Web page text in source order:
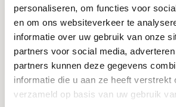
personaliseren, om functies voor
en om ons websiteverkeer te
informatie over uw gebruik van onze
partners voor social media,
partners kunnen deze gegevens
informatie die u aan ze heeft verstrekt
verzameld op basis van uw gebruik
SAMBAL GORENG BOONTJES
€13,50
12,95
Toko Bopp